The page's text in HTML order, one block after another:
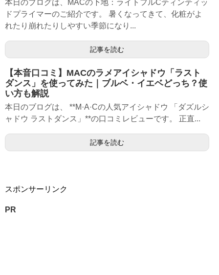
本日のブログは、MACの下地：ライトフルCティンティッ
ドプライマーのご紹介です。 暑くなってきて、化粧がよ
れたり崩れたりしやすい季節になり...
記事を読む
【本音口コミ】MACのラメアイシャドウ「ラスト
ダンス」を使ってみた｜ブルベ・イエベどっち？使
い方も解説
本日のブログは、 **M·A·Cの人気アイシャドウ 「ダズルシ
ャドウ ラストダンス」**の口コミレビューです。 正直...
記事を読む
スポンサーリンク
PR